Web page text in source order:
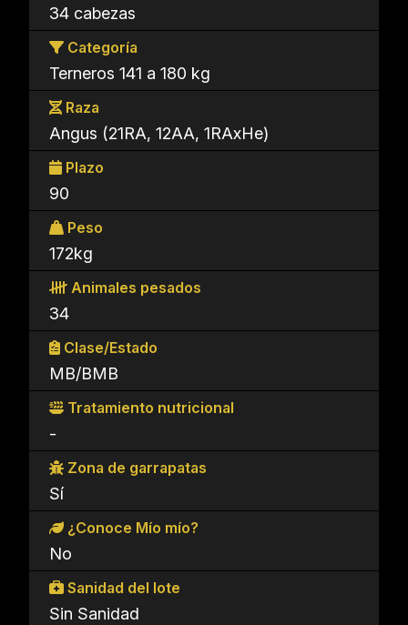
34 cabezas
Categoría
Terneros 141 a 180 kg
Raza
Angus (21RA, 12AA, 1RAxHe)
Plazo
90
Peso
172kg
Animales pesados
34
Clase/Estado
MB/BMB
Tratamiento nutricional
-
Zona de garrapatas
Sí
¿Conoce Mío mío?
No
Sanidad del lote
Sin Sanidad